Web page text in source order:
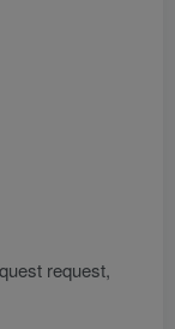
request,